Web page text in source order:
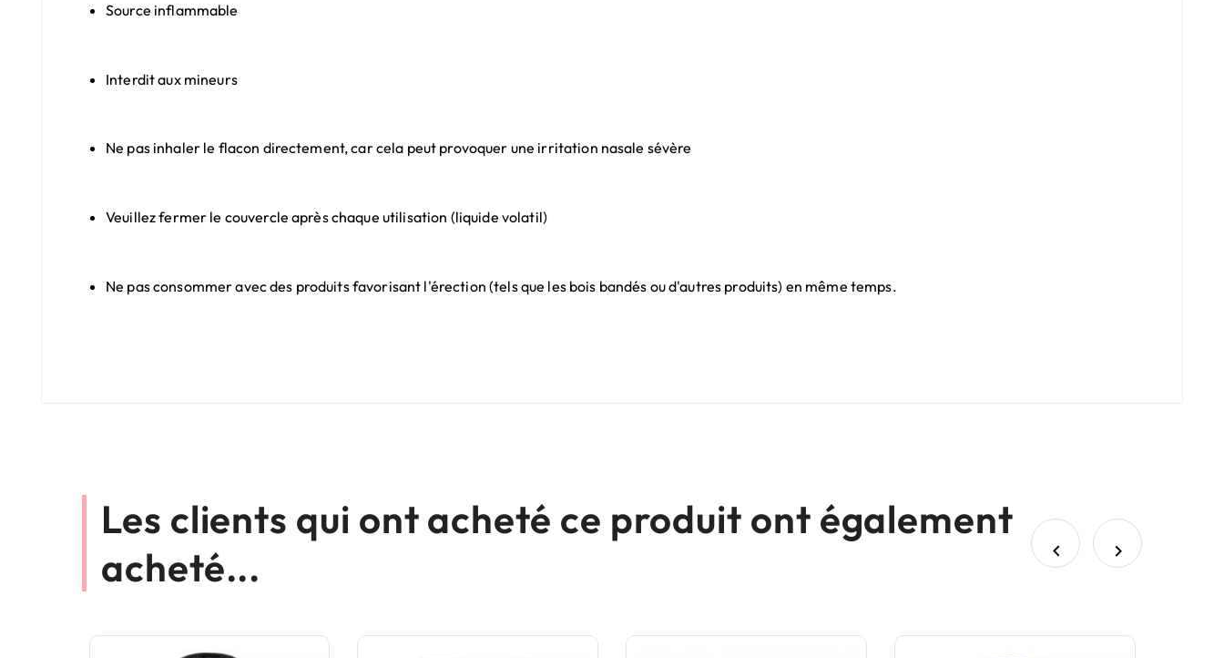
Source inflammable
Interdit aux mineurs
Ne pas inhaler le flacon directement, car cela peut provoquer une irritation nasale sévère
Veuillez fermer le couvercle après chaque utilisation (liquide volatil)
Ne pas consommer avec des produits favorisant l'érection (tels que les bois bandés ou d'autres produits) en même temps.
Les clients qui ont acheté ce produit ont également
acheté...
 